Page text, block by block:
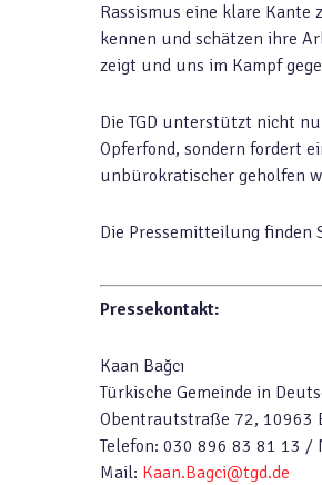
Rassismus eine klare Kante
kennen und schätzen ihre
zeigt und uns im Kampf
Die TGD unterstützt nicht
Opferfond, sondern fordert
unbürokratischer geholfen
Die Pressemitteilung finden
Pressekontakt:
Kaan Bağcı
Türkische Gemeinde in
Obentrautstraße 72, 10963
Telefon: 030 896 83 81 13 /
Mail: Kaan.Bagci@tgd.de